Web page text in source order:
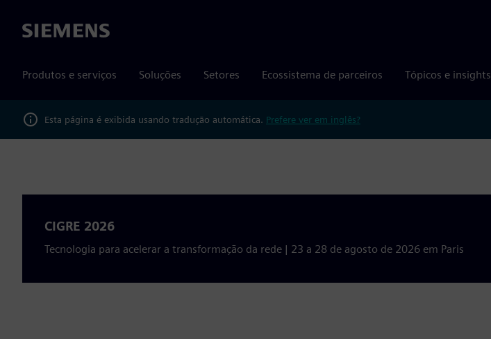
Siemens
Produtos e serviços Soluções Setores Ecossistema de parceiros Tópicos e insights
Esta página é exibida usando tradução automática. Prefere ver em inglês?
CIGRE 2026
Tecnologia para acelerar a transformação da rede | 23 a 28 de agosto de 2026 em Paris